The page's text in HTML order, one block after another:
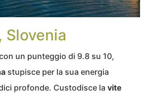
Slovenia
un punteggio di 9.8 su 10,
stupisce per la sua energia
profonde. Custodisce la vite